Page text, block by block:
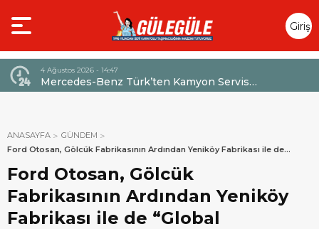
Giriş
Yap
4 Ağustos 2026 - 14:47
Mercedes-Benz Türk’ten Kamyon Servis
Sözleşmelerinde 36 Aya Varan Taksit İmkânı
ANASAYFA
GÜNDEM
Ford Otosan, Gölcük Fabrikasının Ardından Yeniköy Fabrikası ile de
“Global Lighthouse Network”e Katıldı
Ford Otosan, Gölcük
Fabrikasının Ardından Yeniköy
Fabrikası ile de “Global